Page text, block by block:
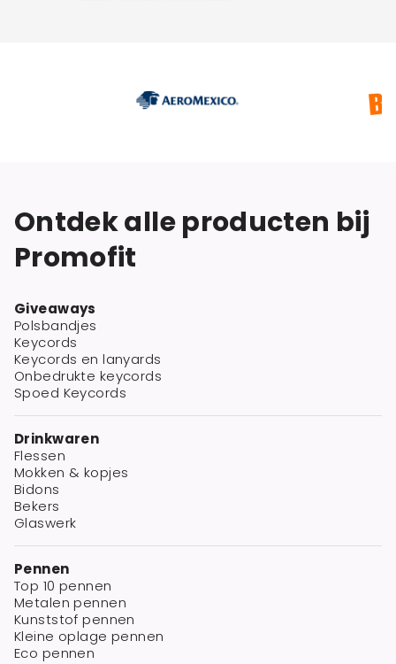
Ontdek alle producten bij
Promofit
Giveaways
Polsbandjes
Keycords
Keycords en lanyards
Onbedrukte keycords
Spoed Keycords
Drinkwaren
Flessen
Mokken & kopjes
Bidons
Bekers
Glaswerk
Pennen
Top 10 pennen
Metalen pennen
Kunststof pennen
Kleine oplage pennen
Eco pennen